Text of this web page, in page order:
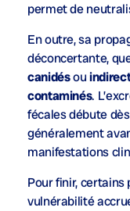
permet de
En outre, sa
déconcertante,
canidésou
contaminés.
fécales débute
généralement
manifestations
Pour finir,
vulnérabilité